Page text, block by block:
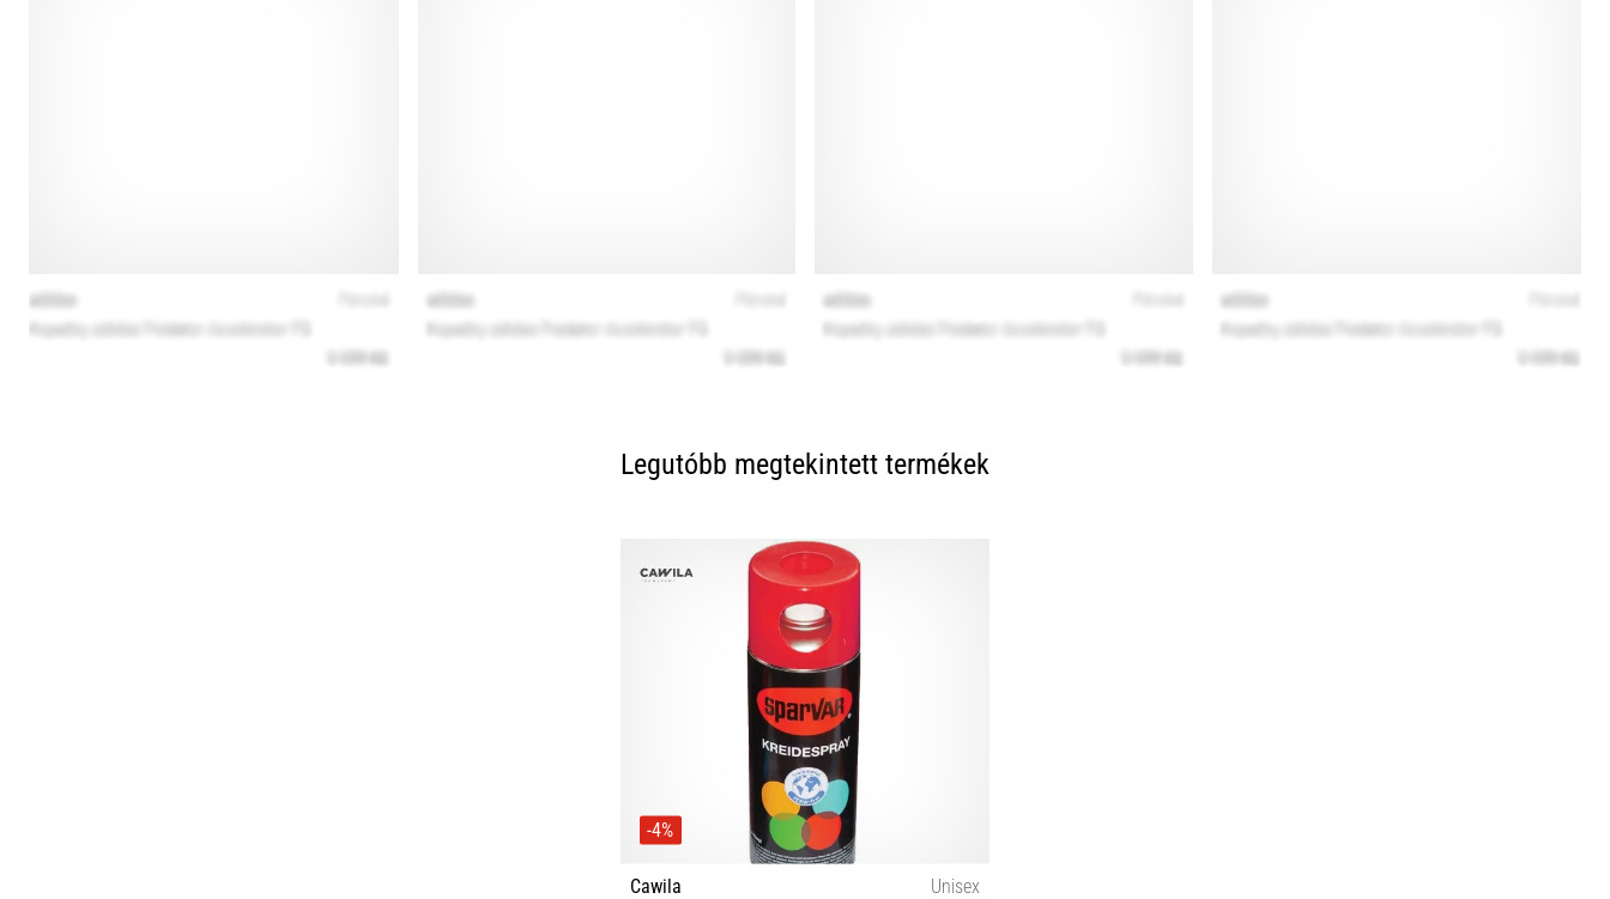
Legutóbb megtekintett termékek
-4%
Cawila
Unisex